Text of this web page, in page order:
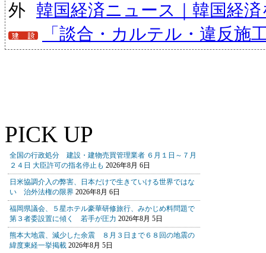
韓国経済ニュース｜韓国経
「談合・カルテル・違反施
PICK UP